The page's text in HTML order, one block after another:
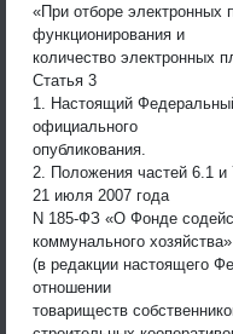
«При отборе
функционирования и
количество электронных
Статья 3
1. Настоящий
официального
опубликования.
2. Положения частей 6.1 и
21 июля 2007 года
N 185-ФЗ «О Фонде
коммунального хозяйства»
(в редакции настоящего
отношении
товариществ